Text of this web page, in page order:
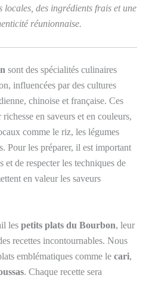
locales, des ingrédients frais et une
réunionnaise.
sont des spécialités culinaires
influencées par des cultures
chinoise et française. Ces
en saveurs et en couleurs,
comme le riz, les légumes
Pour les préparer, il est important
et de respecter les techniques de
en valeur les saveurs
les petits plats du Bourbon, leur
recettes incontournables. Nous
emblématiques comme le cari,
. Chaque recette sera